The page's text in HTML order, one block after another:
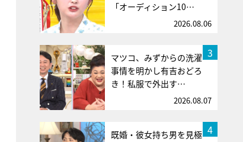
「オーディション10…
2026.08.06
3
マツコ、みずからの洗濯
事情を明かし有吉おどろ
き！私服で外出す…
2026.08.07
4
既婚・彼女持ち男を見極